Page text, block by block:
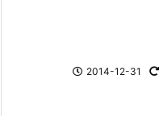
2014-12-31